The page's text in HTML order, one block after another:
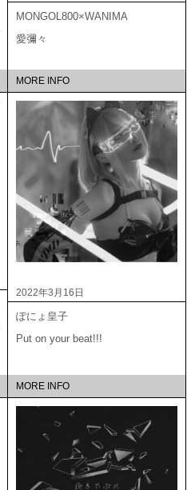
MONGOL800×WANIMA
愛彌々
MORE INFO
2022年3月16日
ぽにょ皇子
Put on your beat!!!
MORE INFO